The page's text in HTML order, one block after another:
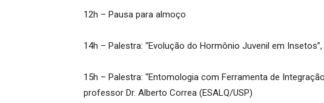
12h – Pausa para almoço
14h – Palestra: “Evolução do Hormônio Juvenil em
15h – Palestra: “Entomologia com Ferramenta de
professor Dr. Alberto Correa (ESALQ/USP)